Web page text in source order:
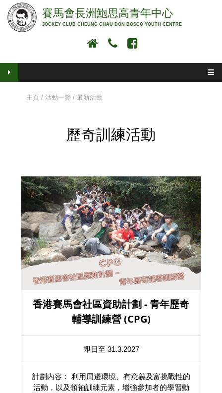
賽馬會長洲鮑思高青年中心
JOCKEY CLUB CHEUNG CHAU DON BOSCO YOUTH CENTRE
主頁 / 活動一覽 / 最新活動
歷奇訓練活動
香港賽馬會社區資助計劃 - 青年歷奇
輔導訓練營 (CPG)
即日至 31.3.2027
計劃內容： 利用周邊環境、有意義及富挑戰性的
活動，以及領袖訓練元素，增強參加者的學習動